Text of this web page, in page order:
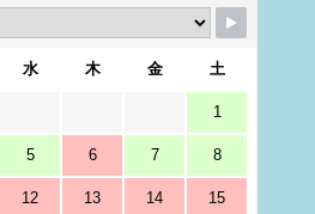
水 木 金 土
1
5 6 7 8
12 13 14 15